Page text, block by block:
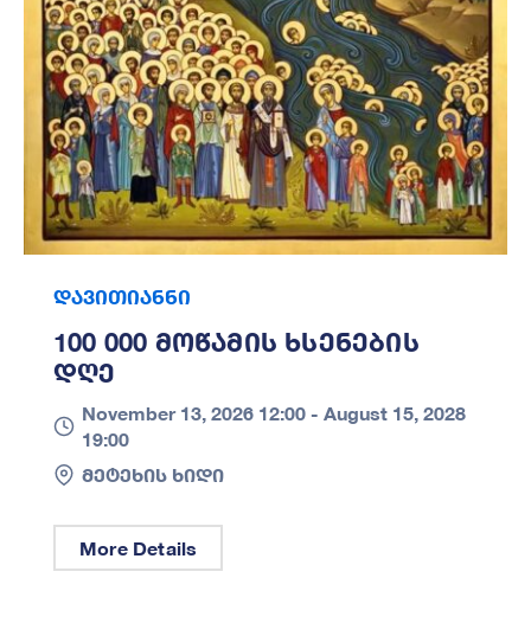
დავითიანნი
100 000 Მოწამის Ხსენების
Დღე
November 13, 2026 12:00 - August 15, 2028
19:00
მეტეხის ხიდი
More Details